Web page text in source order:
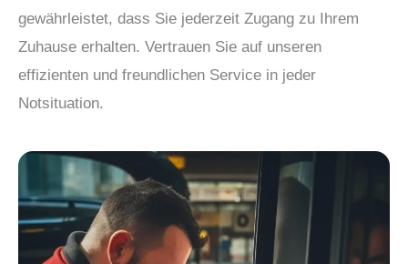
gewährleistet, dass Sie jederzeit Zugang zu Ihrem
Zuhause erhalten. Vertrauen Sie auf unseren
effizienten und freundlichen Service in jeder
Notsituation.